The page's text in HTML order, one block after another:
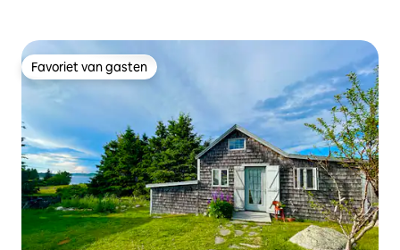
Favoriet van gasten
Favoriet van gasten